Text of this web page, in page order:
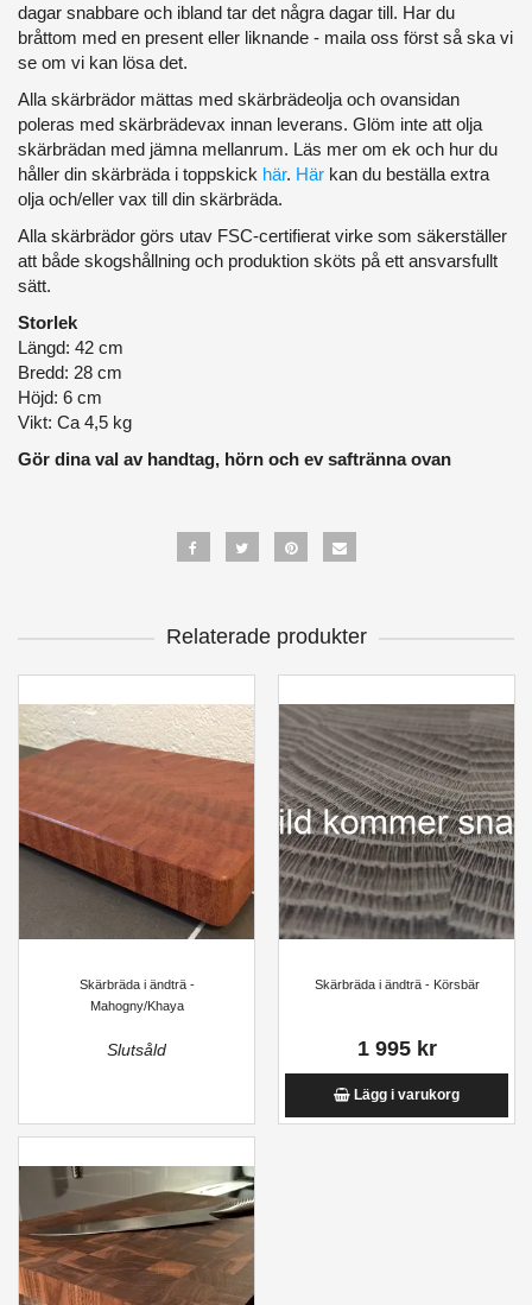
dagar snabbare och ibland tar det några dagar till. Har du
bråttom med en present eller liknande - maila oss först så ska vi
se om vi kan lösa det.
Alla skärbrädor mättas med skärbrädeolja och ovansidan
poleras med skärbrädevax innan leverans. Glöm inte att olja
skärbrädan med jämna mellanrum. Läs mer om ek och hur du
håller din skärbräda i toppskick här. Här kan du beställa extra
olja och/eller vax till din skärbräda.
Alla skärbrädor görs utav FSC-certifierat virke som säkerställer
att både skogshållning och produktion sköts på ett ansvarsfullt
sätt.
Storlek
Längd: 42 cm
Bredd: 28 cm
Höjd: 6 cm
Vikt: Ca 4,5 kg
Gör dina val av handtag, hörn och ev saftränna ovan
Relaterade produkter
Skärbräda i ändträ -
Mahogny/Khaya
Slutsåld
Skärbräda i ändträ - Körsbär
1 995 kr
Lägg i varukorg